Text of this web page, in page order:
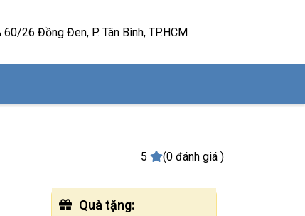
60/26 Đồng Đen, P. Tân Bình, TP.HCM
5 (0 đánh giá )
Quà tặng: